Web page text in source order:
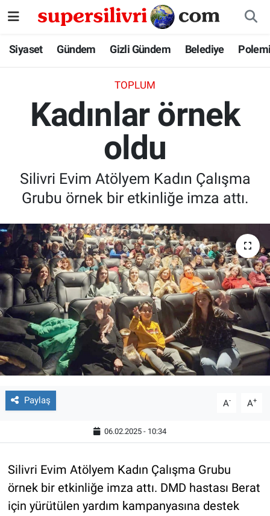
Siyaset Gündem Gizli Gündem Belediye
TOPLUM
Kadınlar örnek
oldu
Silivri Evim Atölyem Kadın Çalışma
Grubu örnek bir etkinliğe imza attı.
Paylaş A- A+
06.02.2025 - 10:34
Silivri Evim Atölyem Kadın Çalışma Grubu
örnek bir etkinliğe imza attı. DMD hastası Berat
için yürütülen yardım kampanyasına destek
Siyaset
Gizli Gündem
İstanbul Nöbetçi Eczaneler
İstanbul Namaz Vakitleri
İstanbul Trafik Yoğunluk Haritası
Tüm Manşetler
Son Dakika Haberleri
Haber Arşivi